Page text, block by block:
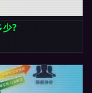
?